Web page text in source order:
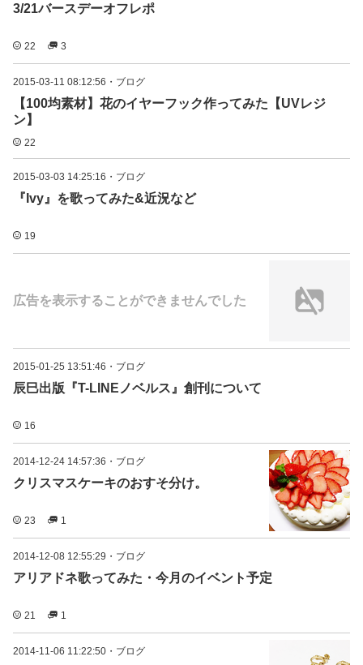
3/21バースデーオフレポ
22 3
2015-03-11 08:12:56 ・ ブログ
【100均素材】花のイヤーフック作ってみた【UVレジ
ン】
22
2015-03-03 14:25:16 ・ ブログ
『Ivy』を歌ってみた&近況など
19
広告を表示することができませんでした
2015-01-25 13:51:46 ・ ブログ
辰巳出版『T-LINEノベルス』創刊について
16
2014-12-24 14:57:36 ・ ブログ
クリスマスケーキのおすそ分け。
23 1
2014-12-08 12:55:29 ・ ブログ
アリアドネ歌ってみた・今月のイベント予定
21 1
2014-11-06 11:22:50 ・ ブログ